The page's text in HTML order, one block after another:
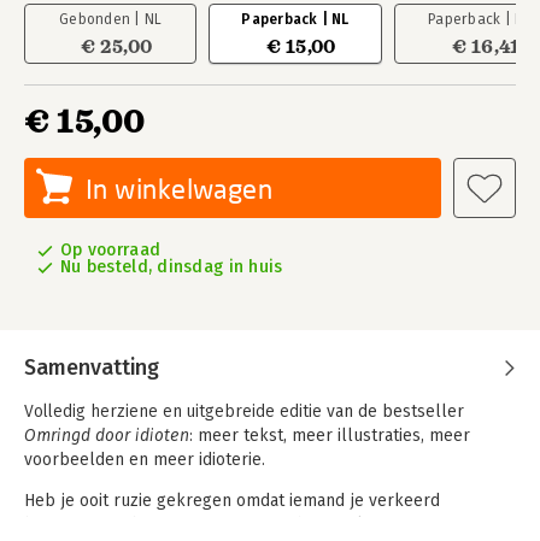
Gebonden | NL
€ 25,00
Paperback | NL
€ 15,00
Paperback | EN
€ 16,41
€ 15,00
In winkelwagen
Op voorraad
Nu besteld, dinsdag in huis
Samenvatting
Volledig herziene en uitgebreide editie van de bestseller
Omringd door idioten: meer tekst, meer illustraties, meer
voorbeelden en meer idioterie.
Heb je ooit ruzie gekregen omdat iemand je verkeerd